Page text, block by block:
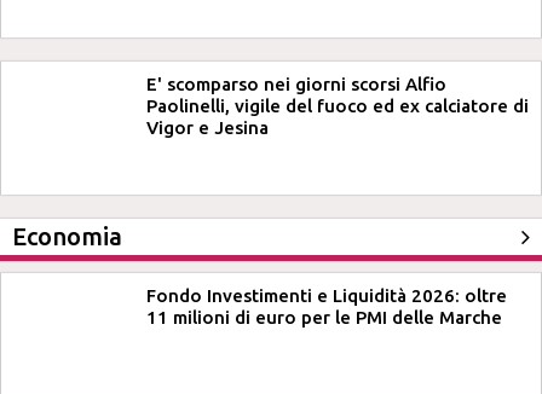
E' scomparso nei giorni scorsi Alfio
Paolinelli, vigile del fuoco ed ex calciatore di
Vigor e Jesina
Economia
Fondo Investimenti e Liquidità 2026: oltre
11 milioni di euro per le PMI delle Marche